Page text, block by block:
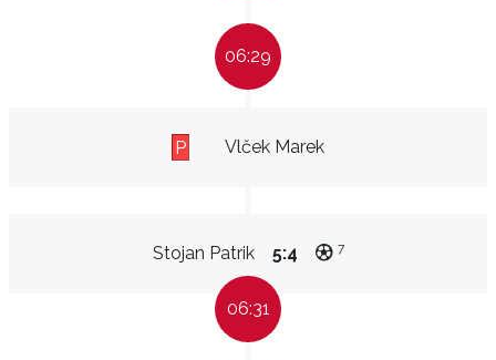
06:29
Vlček Marek
P
Stojan Patrik 5:4 7
06:31